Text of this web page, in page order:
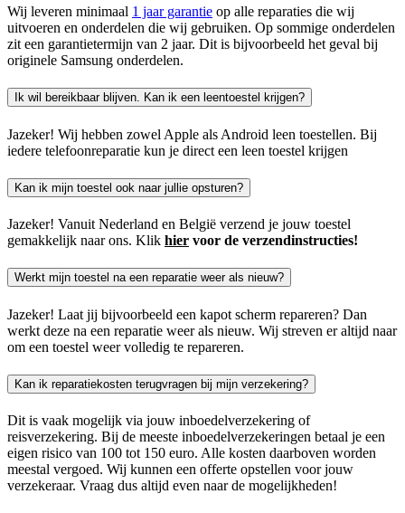
Wij leveren minimaal 1 jaar garantie op alle reparaties die wij
uitvoeren en onderdelen die wij gebruiken. Op sommige onderdelen
zit een garantietermijn van 2 jaar. Dit is bijvoorbeeld het geval bij
originele Samsung onderdelen.
Ik wil bereikbaar blijven. Kan ik een leentoestel krijgen?
Jazeker! Wij hebben zowel Apple als Android leen toestellen. Bij
iedere telefoonreparatie kun je direct een leen toestel krijgen
Kan ik mijn toestel ook naar jullie opsturen?
Jazeker! Vanuit Nederland en België verzend je jouw toestel
gemakkelijk naar ons. Klik hier voor de verzendinstructies!
Werkt mijn toestel na een reparatie weer als nieuw?
Jazeker! Laat jij bijvoorbeeld een kapot scherm repareren? Dan
werkt deze na een reparatie weer als nieuw. Wij streven er altijd naar
om een toestel weer volledig te repareren.
Kan ik reparatiekosten terugvragen bij mijn verzekering?
Dit is vaak mogelijk via jouw inboedelverzekering of
reisverzekering. Bij de meeste inboedelverzekeringen betaal je een
eigen risico van 100 tot 150 euro. Alle kosten daarboven worden
meestal vergoed. Wij kunnen een offerte opstellen voor jouw
verzekeraar. Vraag dus altijd even naar de mogelijkheden!